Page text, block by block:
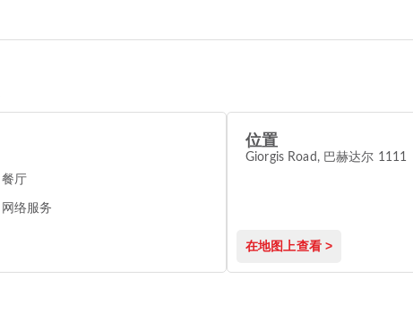
餐厅
网络服务
位置
Giorgis Road, 巴赫达尔 1111
在地图上查看 >